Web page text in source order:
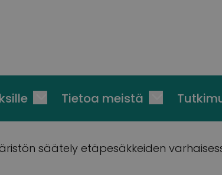
Tietoa meistä
säätely etäpesäkkeiden